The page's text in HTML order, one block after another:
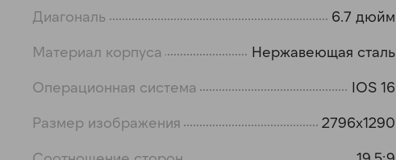
Диагональ
6.7 дюйм
Материал корпуса
Нержавеющая сталь
Операционная система
IOS 16
Размер изображения
2796x1290